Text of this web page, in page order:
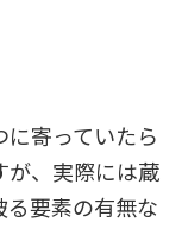
寄っていたら
が、実際には蔵
要素の有無な